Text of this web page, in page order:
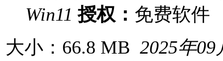
Win11 授权： 免费软
大小：66.8 MB 2025年09